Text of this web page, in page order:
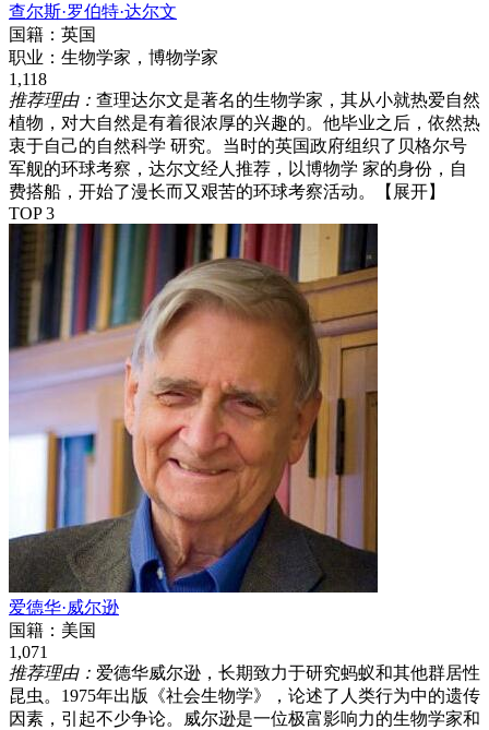
查尔斯·罗伯特·达尔文
国籍： 英国
职业： 生物学家，博物学家
1,118
推荐理由： 查理达尔文是著名的生物学家，其从小就热爱自然
植物，对大自然是有着很浓厚的兴趣的。他毕业之后，依然热
衷于自己的自然科学 研究。当时的英国政府组织了贝格尔号
军舰的环球考察，达尔文经人推荐，以博物学 家的身份，自
费搭船，开始了漫长而又艰苦的环球考察活动。
【展开】
TOP 3
爱德华·威尔逊
国籍： 美国
1,071
推荐理由： 爱德华威尔逊，长期致力于研究蚂蚁和其他群居性
昆虫。1975年出版《社会生物学》，论述了人类行为中的遗传
因素，引起不少争论。威尔逊是一位极富影响力的生物学家和